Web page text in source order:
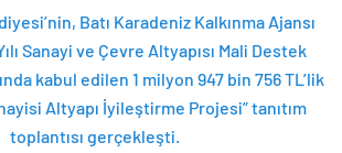
Batı Karadeniz Kalkınma Ajansı
Sanayi ve Çevre Altyapısı Mali Destek
kabul edilen 1 milyon 947 bin 756 TL’lik
Altyapı İyileştirme Projesi” tanıtım
toplantısı gerçekleşti.